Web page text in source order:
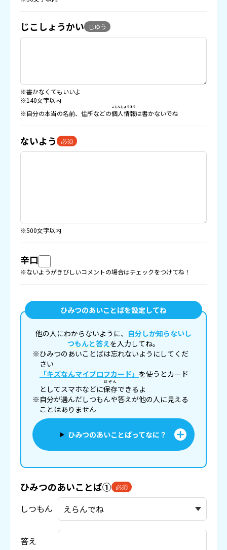
じこしょうかい じゆう
※書かなくてもいいよ
※140文字以内
※自分の本当の名前、住所などの個人情報
こじんじょうほう
は書かないでね
ないよう 必須
※500文字以内
辛口
※ないようがきびしいコメントの場合はチェックをつけてね！
ひみつのあいことばを設定してね
他の人にわからないように、 自分しか知らないし
つもんと答えを入力してね。
※ひみつのあいことばは忘れないようにしてくだ
さい
「キズなんマイプロフカード」 を使うとカード
としてスマホなどに保存
ほぞん
できるよ
※自分が選んだしつもんや答えが他の人に見える
ことはありません
ひみつのあいことばってなに？
ひみつのあいことば① 必須
しつもん
答え